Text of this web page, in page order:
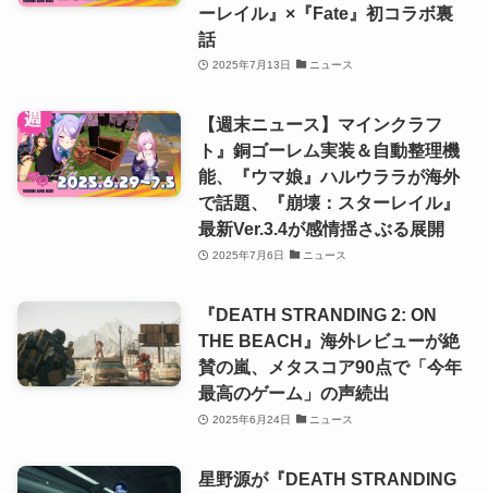
ーレイル』×『Fate』初コラボ裏
話
2025年7月13日 ニュース
【週末ニュース】マインクラフ
ト』銅ゴーレム実装＆自動整理機
能、『ウマ娘』ハルウララが海外
で話題、『崩壊：スターレイル』
最新Ver.3.4が感情揺さぶる展開
2025年7月6日 ニュース
『DEATH STRANDING 2: ON
THE BEACH』海外レビューが絶
賛の嵐、メタスコア90点で「今年
最高のゲーム」の声続出
2025年6月24日 ニュース
星野源が『DEATH STRANDING